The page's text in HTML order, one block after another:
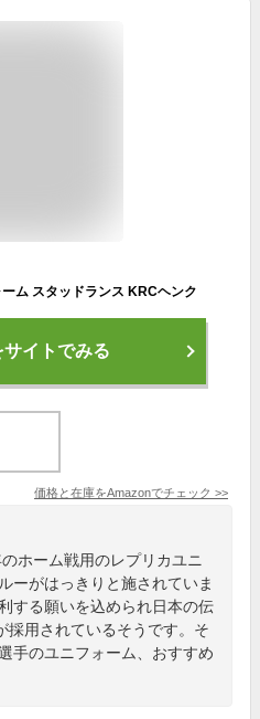
ム スタッドランス KRCヘンク
サイトでみる
価格と在庫をAmazonでチェック >>
ホーム戦用のレプリカユニ
ーがはっきりと施されていま
する願いを込められ日本の伝
採用されているそうです。そ
手のユニフォーム、おすすめ